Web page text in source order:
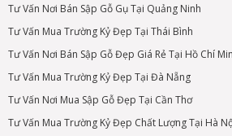
Tư Vấn Nơi Bán Sập Gỗ Gụ Tại Quảng Ninh
Tư Vấn Mua Trường Kỷ Đẹp Tại Thái Bình
Tư Vấn Nơi Bán Sập Gỗ Đẹp Giá Rẻ Tại Hồ Chí
Tư Vấn Mua Trường Kỷ Đẹp Tại Đà Nẵng
Tư Vấn Nơi Mua Sập Gỗ Đẹp Tại Cần Thơ
Tư Vấn Mua Trường Kỷ Đẹp Chất Lượng Tại Hà